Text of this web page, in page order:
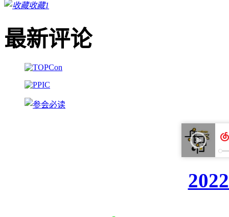
收藏1
最新评论